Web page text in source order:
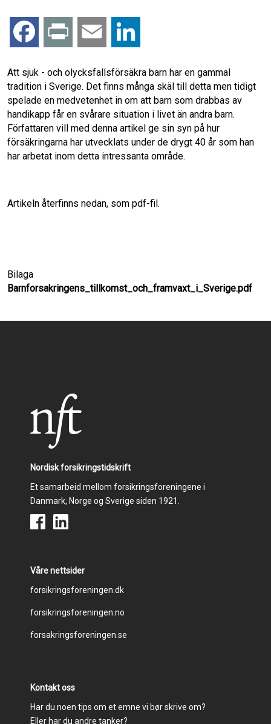
c
e
b
o
i
n
t
a
i
l
n
k
e
I
Att sjuk - och olycksfallsförsäkra barn har en gammal
tradition i Sverige. Det finns många skäl till detta men tidigt
spelade en medvetenhet in om att barn som drabbas av
handikapp får en svårare situation i livet än andra barn.
Författaren vill med denna artikel ge sin syn på hur
försäkringarna har utvecklats under de drygt 40 år som han
har arbetat inom detta intressanta område.
Artikeln återfinns nedan, som pdf-fil.
Bilaga
Barnforsakringens_tillkomst_och_framvaxt_i_Sverige.pdf
Nordisk forsikringstidskrift
Et samarbeid mellom forsikringsforeningene i
Danmark, Norge og Sverige siden 1921.
Våre nettsider
Footer
menu
forsikringsforeningen.dk
forsikringsforeningen.no
forsakringsforeningen.se
Kontakt oss
Har du noen tips om et emne vi bør skrive om?
Eller har du andre tanker?